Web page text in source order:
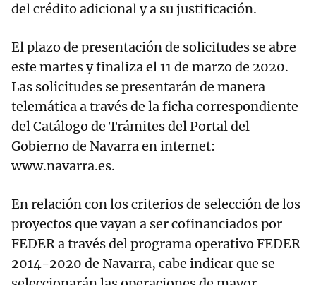
del crédito adicional y a su justificación.
El plazo de presentación de solicitudes se abre
este martes y finaliza el 11 de marzo de 2020.
Las solicitudes se presentarán de manera
telemática a través de la ficha correspondiente
del Catálogo de Trámites del Portal del
Gobierno de Navarra en internet:
www.navarra.es.
En relación con los criterios de selección de los
proyectos que vayan a ser cofinanciados por
FEDER a través del programa operativo FEDER
2014-2020 de Navarra, cabe indicar que se